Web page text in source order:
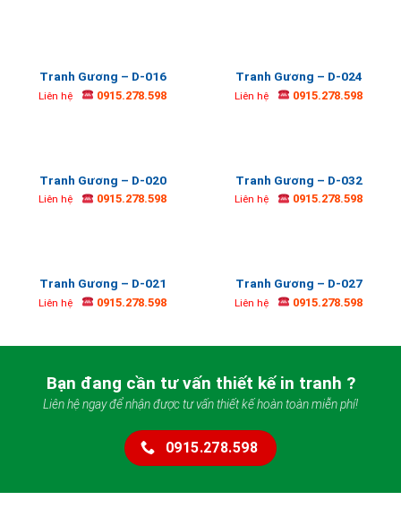
Tranh Gương – D-016
Liên hệ 0915.278.598
Tranh Gương – D-024
Liên hệ 0915.278.598
Tranh Gương – D-020
Liên hệ 0915.278.598
Tranh Gương – D-032
Liên hệ 0915.278.598
Tranh Gương – D-021
Liên hệ 0915.278.598
Tranh Gương – D-027
Liên hệ 0915.278.598
Bạn đang cần tư vấn thiết kế in tranh ?
Liên hệ ngay để nhận được tư vấn thiết kế hoàn toàn miễn phí!
0915.278.598